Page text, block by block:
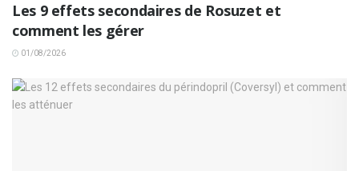
Les 9 effets secondaires de Rosuzet et
comment les gérer
01/08/2026